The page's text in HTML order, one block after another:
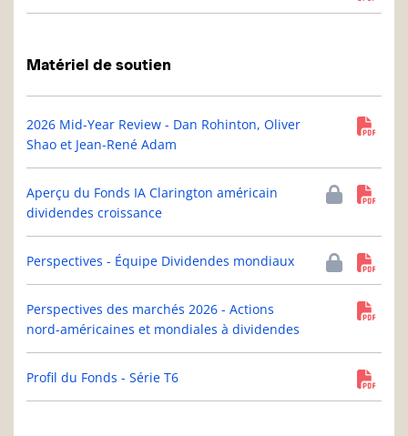
Matériel de soutien
2026 Mid-Year Review - Dan Rohinton, Oliver
Shao et Jean-René Adam
Aperçu du Fonds IA Clarington américain
dividendes croissance
Perspectives - Équipe Dividendes mondiaux
Perspectives des marchés 2026 - Actions
nord-américaines et mondiales à dividendes
Profil du Fonds - Série T6